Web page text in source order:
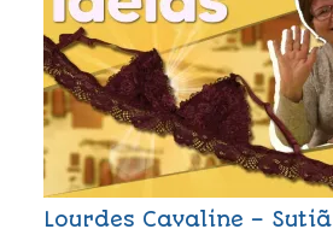
Lourdes Cavaline – Sutiã